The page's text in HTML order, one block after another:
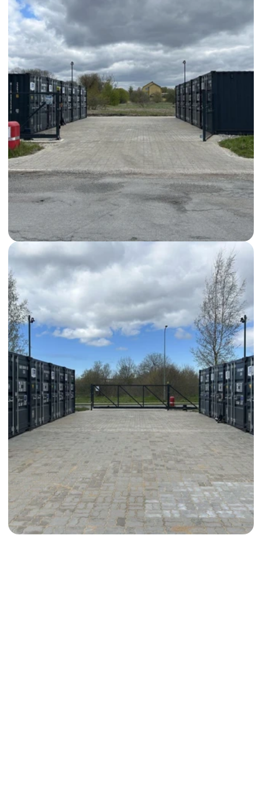
Apslund
Läänemaa ainus kinnisvarabüroo, mis pakub kohest
kinnisvara välja ostu.
Jälgi meid
Facebook
© Kõik õigused kaitstud